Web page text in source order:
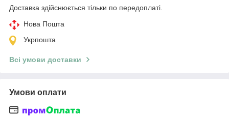
Доставка здійснюється тільки по передоплаті.
Нова Пошта
Укрпошта
Всі умови доставки
Умови оплати